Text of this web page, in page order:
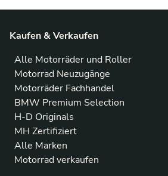
Kaufen & Verkaufen
Alle Motorräder und Roller
Motorrad Neuzugänge
Motorräder Fachhandel
BMW Premium Selection
H-D Originals
MH Zertifiziert
Alle Marken
Motorrad verkaufen